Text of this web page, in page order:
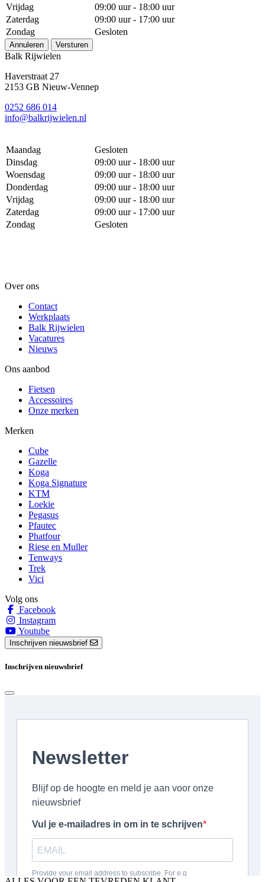
Vrijdag
09:00 uur - 18:00 uur
Zaterdag
09:00 uur - 17:00 uur
Zondag
Gesloten
Annuleren Versturen
Balk Rijwielen
Haverstraat 27
2153 GB Nieuw-Vennep
0252 686 014
info@balkrijwielen.nl
Maandag
Gesloten
Dinsdag
09:00 uur - 18:00 uur
Woensdag
09:00 uur - 18:00 uur
Donderdag
09:00 uur - 18:00 uur
Vrijdag
09:00 uur - 18:00 uur
Zaterdag
09:00 uur - 17:00 uur
Zondag
Gesloten
Over ons
Contact
Werkplaats
Balk Rijwielen
Vacatures
Nieuws
Ons aanbod
Fietsen
Accessoires
Onze merken
Merken
Cube
Gazelle
Koga
Koga Signature
KTM
Loekie
Pegasus
Pfautec
Phatfour
Riese en Muller
Tenways
Trek
Vici
Volg ons
Facebook
Instagram
Youtube
Inschrijven nieuwsbrief
Inschrijven nieuwsbrief